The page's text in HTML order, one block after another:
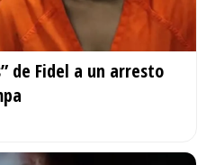
de Fidel a un arresto